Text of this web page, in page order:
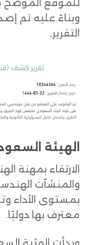
للموقع الموضح
وبناءً عليه تم
التقرير,
الهيئة
الارتقاء
والمنشآت
بمستوى الأداء
معترف بها دوليًا.